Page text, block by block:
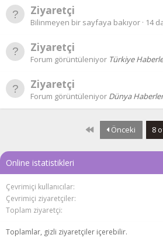
Ziyaretçi
Bilinmeyen bir sayfaya bakıyor 14
Ziyaretçi
Forum görüntüleniyor Türkiye
Ziyaretçi
Forum görüntüleniyor Dünya
First Önceki 8
Online istatistikleri
Çevrimiçi kullanıcılar
Çevrimiçi ziyaretçiler
Toplam ziyaretçi
Toplamlar, gizli ziyaretçiler içerebilir.